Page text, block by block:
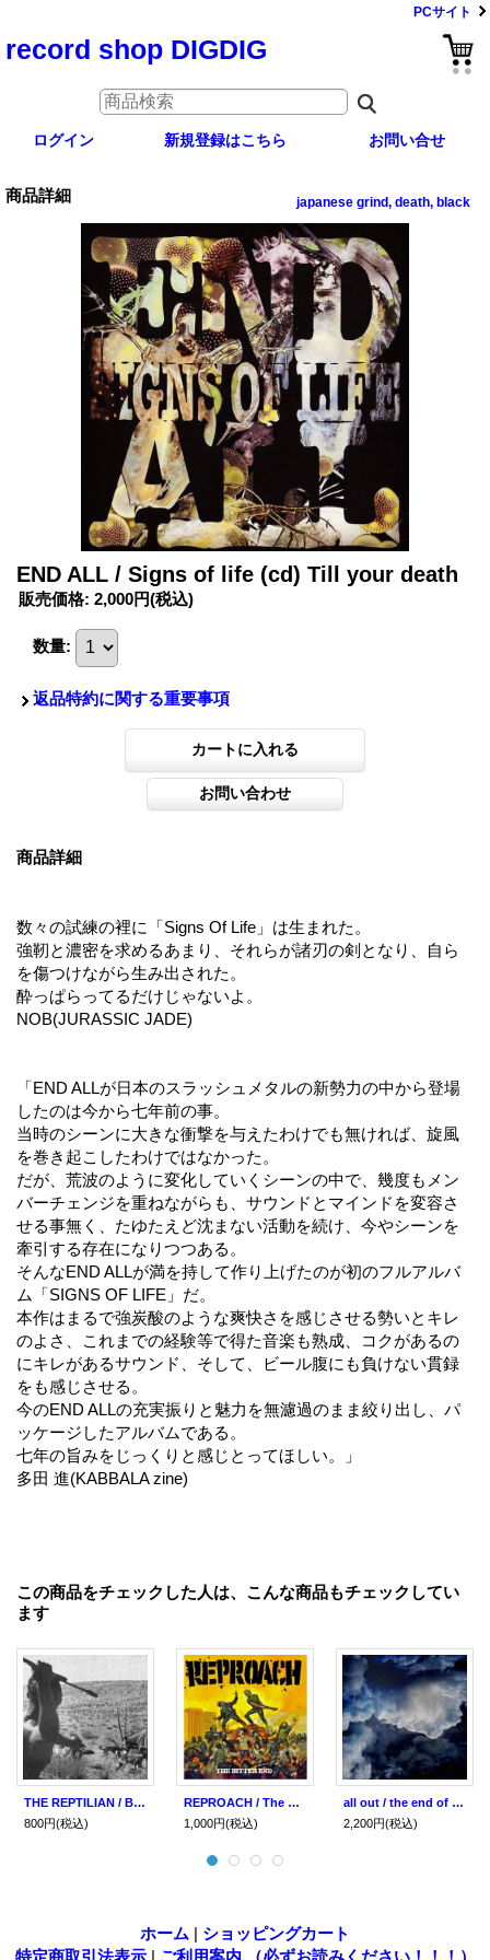
PCサイト
record shop DIGDIG
ログイン 新規登録はこちら お問い合せ
商品詳細 japanese grind, death, black
END ALL / Signs of life (cd) Till your death
販売価格: 2,000円(税込)
数量:
返品特約に関する重要事項
商品詳細
数々の試練の裡に「Signs Of Life」は生まれた。
強靭と濃密を求めるあまり、それらが諸刃の剣となり、自ら
を傷つけながら生み出された。
酔っぱらってるだけじゃないよ。
NOB(JURASSIC JADE)
「END ALLが日本のスラッシュメタルの新勢力の中から登場
したのは今から七年前の事。
当時のシーンに大きな衝撃を与えたわけでも無ければ、旋風
を巻き起こしたわけではなかった。
だが、荒波のように変化していくシーンの中で、幾度もメン
バーチェンジを重ねながらも、サウンドとマインドを変容さ
せる事無く、たゆたえど沈まない活動を続け、今やシーンを
牽引する存在になりつつある。
そんなEND ALLが満を持して作り上げたのが初のフルアルバ
ム「SIGNS OF LIFE」だ。
本作はまるで強炭酸のような爽快さを感じさせる勢いとキレ
のよさ、これまでの経験等で得た音楽も熟成、コクがあるの
にキレがあるサウンド、そして、ビール腹にも負けない貫録
をも感じさせる。
今のEND ALLの充実振りと魅力を無濾過のまま絞り出し、パ
ッケージしたアルバムである。
七年の旨みをじっくりと感じとってほしい。」
多田 進(KABBALA zine)
この商品をチェックした人は、こんな商品もチェックしてい
ます
THE REPTILIAN / Boys' Life (cd) Count your lucky
800円(税込)
REPROACH / The Bitter End (cd) Crew for life
1,000円(税込)
all out / the end of serenade (cd+dvd) One by one
2,200円(税込)
ホーム | ショッピングカート
特定商取引法表示 | ご利用案内 （必ずお読みください！！！）